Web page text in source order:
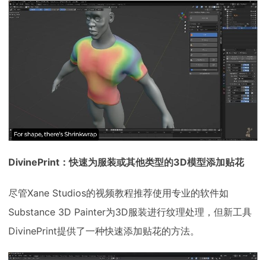
DivinePrint：快速为服装或其他类型的3D模型添加贴花
尽管Xane Studios的视频教程推荐使用专业的软件如
Substance 3D Painter为3D服装进行纹理处理，但新工具
DivinePrint提供了一种快速添加贴花的方法。